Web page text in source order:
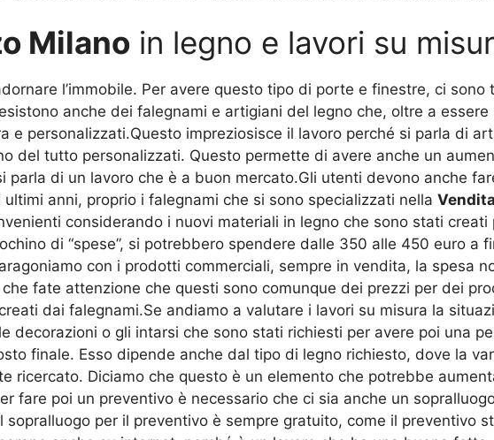
Milano in legno e lavori su
l’immobile. Per avere questo tipo di porte e finestre, ci sono
anche dei falegnami e artigiani del legno che, oltre a essere
e personalizzati.Questo impreziosisce il lavoro perché si parla di
del tutto personalizzati. Questo permette di avere anche un
di un lavoro che è a buon mercato.Gli utenti devono anche
anni, proprio i falegnami che si sono specializzati nella
considerando i nuovi materiali in legno che sono stati creati
di “spese”, si potrebbero spendere dalle 350 alle 450 euro a
con i prodotti commerciali, sempre in vendita, la spesa
fate attenzione che questi sono comunque dei prezzi per dei
dai falegnami.Se andiamo a valutare i lavori su misura la
decorazioni o gli intarsi che sono stati richiesti per avere poi una
finale. Esso dipende anche dal tipo di legno richiesto, dove la
ricercato. Diciamo che questo è un elemento che potrebbe
fare poi un preventivo è necessario che ci sia anche un
per il preventivo è sempre gratuito, come il preventivo